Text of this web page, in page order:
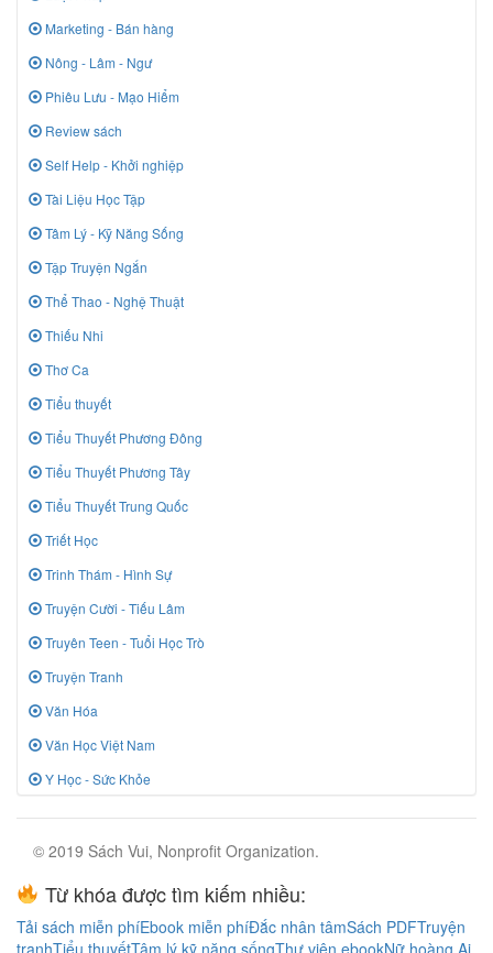
Marketing - Bán hàng
Nông - Lâm - Ngư
Phiêu Lưu - Mạo Hiểm
Review sách
Self Help - Khởi nghiệp
Tài Liệu Học Tập
Tâm Lý - Kỹ Năng Sống
Tập Truyện Ngắn
Thể Thao - Nghệ Thuật
Thiếu Nhi
Thơ Ca
Tiểu thuyết
Tiểu Thuyết Phương Đông
Tiểu Thuyết Phương Tây
Tiểu Thuyết Trung Quốc
Triết Học
Trinh Thám - Hình Sự
Truyện Cười - Tiếu Lâm
Truyên Teen - Tuổi Học Trò
Truyện Tranh
Văn Hóa
Văn Học Việt Nam
Y Học - Sức Khỏe
© 2019 Sách Vui, Nonprofit Organization.
Từ khóa được tìm kiếm nhiều:
Tải sách miễn phíEbook miễn phíĐắc nhân tâmSách PDFTruyện
tranhTiểu thuyếtTâm lý kỹ năng sốngThư viện ebookNữ hoàng Ai